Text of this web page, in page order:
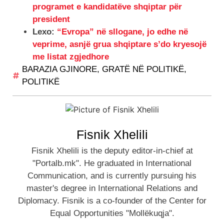
programet e kandidatëve shqiptar për
president
Lexo: “Evropa” në sllogane, jo edhe në
veprime, asnjë grua shqiptare s’do kryesojë
me listat zgjedhore
BARAZIA GJINORE, GRATË NË POLITIKË,
POLITIKË
Fisnik Xhelili
Fisnik Xhelili is the deputy editor-in-chief at
"Portalb.mk". He graduated in International
Communication, and is currently pursuing his
master's degree in International Relations and
Diplomacy. Fisnik is a co-founder of the Center for
Equal Opportunities "Mollëkuqja".